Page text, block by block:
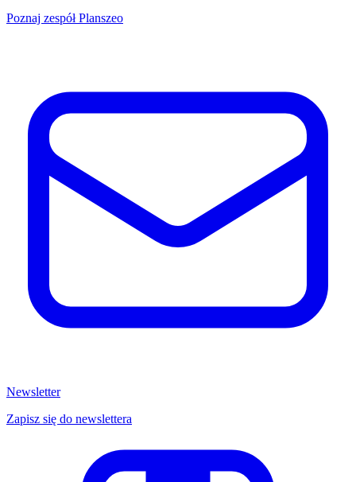
Poznaj zespół Planszeo
Newsletter
Zapisz się do newslettera